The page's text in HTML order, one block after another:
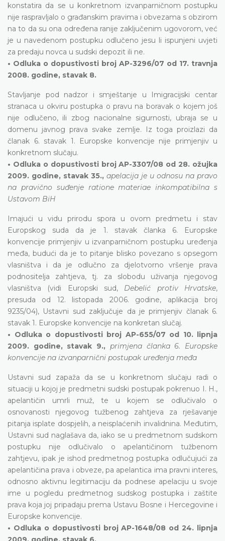
konstatira da se u konkretnom izvanparničnom postupku
nije raspravljalo o građanskim pravima i obvezama s obzirom
na to da su ona određena ranije zaključenim ugovorom, već
je u navedenom postupku odlučeno jesu li ispunjeni uvjeti
za predaju novca u sudski depozit ili ne.
• Odluka o dopustivosti broj AP-3296/07 od 17. travnja
2008. godine, stavak 8.
Stavljanje pod nadzor i smještanje u Imigracijski centar
stranaca u okviru postupka o pravu na boravak o kojem još
nije odlučeno, ili zbog nacionalne sigurnosti, ubraja se u
domenu javnog prava svake zemlje. Iz toga proizlazi da
članak 6. stavak 1. Europske konvencije nije primjenjiv u
konkretnom slučaju.
• Odluka o dopustivosti broj AP-3307/08 od 28. ožujka
2009. godine, stavak 35., apelacija je u odnosu na pravo
na pravično suđenje ratione materiae inkompatibilna s
Ustavom BiH
Imajući u vidu prirodu spora u ovom predmetu i stav
Europskog suda da je 1. stavak članka 6. Europske
konvencije primjenjiv u izvanparničnom postupku uređenja
međa, budući da je to pitanje blisko povezano s opsegom
vlasništva i da je odlučno za djelotvorno vršenje prava
podnositelja zahtjeva, tj. za slobodu uživanja njegovog
vlasništva (vidi Europski sud, Debelić protiv Hrvatske,
presuda od 12. listopada 2006. godine, aplikacija broj
9235/04), Ustavni sud zaključuje da je primjenjiv članak 6.
stavak 1. Europske konvencije na konkretan slučaj.
• Odluka o dopustivosti broj AP-655/07 od 10. lipnja
2009. godine, stavak 9., primjena članka 6. Europske
konvencije na izvanparnični postupak uređenja međa
Ustavni sud zapaža da se u konkretnom slučaju radi o
situaciji u kojoj je predmetni sudski postupak pokrenuo I. H.,
apelantičin umrli muž, te u kojem se odlučivalo o
osnovanosti njegovog tužbenog zahtjeva za rješavanje
pitanja isplate dospjelih, a neisplaćenih invalidnina. Međutim,
Ustavni sud naglašava da, iako se u predmetnom sudskom
postupku nije odlučivalo o apelantičinom tužbenom
zahtjevu, ipak je ishod predmetnog postupka odlučujući za
apelantičina prava i obveze, pa apelantica ima pravni interes,
odnosno aktivnu legitimaciju da podnese apelaciju u svoje
ime u pogledu predmetnog sudskog postupka i zaštite
prava koja joj pripadaju prema Ustavu Bosne i Hercegovine i
Europske konvencije.
• Odluka o dopustivosti broj AP-1648/08 od 24. lipnja